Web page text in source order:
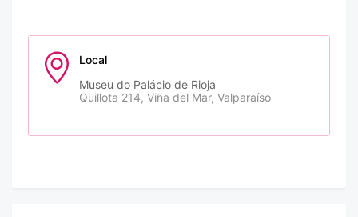
Local
Museu do Palácio de Rioja
Quillota 214, Viña del Mar, Valparaíso